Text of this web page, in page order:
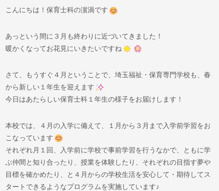
こんにちは！保育士科の濵渦です
あっという間に３月も終わりに近づいてきました！
暖かくなってお花見にいきたいですね
さて、もうすぐ４月ということで、埼玉福祉・保育専門学校も、春
から新しい１年生を迎えます
今日はあたらしい保育士科１年生の様子をお届けします！
本校では、４月の入学に備えて、１月から３月まで入学前学習をお
こなっています
それぞれ月１回、入学前に学校で事前学習を行うなかで、ともに学
ぶ仲間と知り合ったり、授業を体験したり、それぞれの目指す夢や
目標を確かめたり、と４月からの学校生活を安心して・期待してス
タートできるようなプログラムを実施しています♪